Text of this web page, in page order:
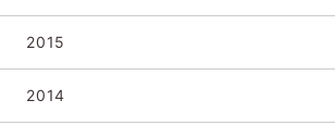
2015
2014